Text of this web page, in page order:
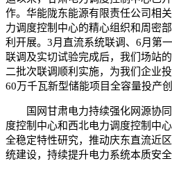
作。华能陇东能源有限责任公司相
力调度控制中心的精心组织和周密
利开展。3月直流系统联调、6月第
联调及实切试验完成后，我们场站
二批次联调顺利实施，为我们企业
60万千瓦新型储能项目全容量投产
国网甘肃电力持续强化网源协
度控制中心和西北电力调度控制中
全稳定特性研究，推动庆东直流近
统建设，持续提升电力系统本质安全